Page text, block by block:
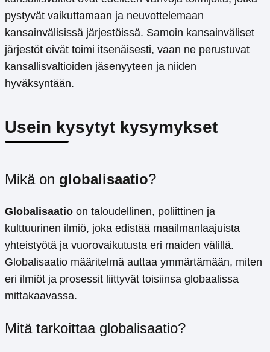
pystyvät vaikuttamaan ja neuvottelemaan
kansainvälisissä järjestöissä. Samoin kansainväliset
järjestöt eivät toimi itsenäisesti, vaan ne perustuvat
kansallisvaltioiden jäsenyyteen ja niiden
hyväksyntään.
Usein kysytyt kysymykset
Mikä on globalisaatio?
Globalisaatio on taloudellinen, poliittinen ja
kulttuurinen ilmiö, joka edistää maailmanlaajuista
yhteistyötä ja vuorovaikutusta eri maiden välillä.
Globalisaatio määritelmä auttaa ymmärtämään, miten
eri ilmiöt ja prosessit liittyvät toisiinsa globaalissa
mittakaavassa.
Mitä tarkoittaa globalisaatio?